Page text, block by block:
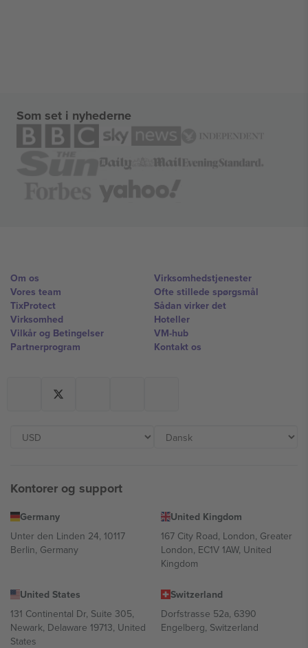
Som set i nyhederne
Om os
Vores team
TixProtect
Virksomhed
Vilkår og Betingelser
Partnerprogram
Virksomhedstjenester
Ofte stillede spørgsmål
Sådan virker det
Hoteller
VM-hub
Kontakt os
Kontorer og support
Germany
Unter den Linden 24, 10117
Berlin, Germany
United Kingdom
167 City Road, London, Greater
London, EC1V 1AW, United
Kingdom
United States
131 Continental Dr, Suite 305,
Newark, Delaware 19713, United
States
Switzerland
Dorfstrasse 52a, 6390
Engelberg, Switzerland